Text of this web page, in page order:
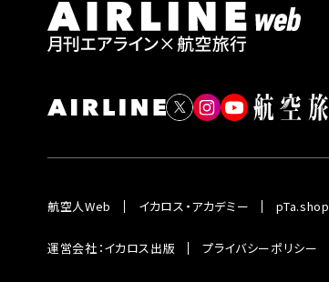
航空人Web イカロス・アカデミー pTa.shop
運営会社：イカロス出版 プライバシーポリシー